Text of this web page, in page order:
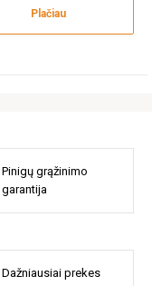
Plačiau
Pinigų grąžinimo
garantija
Dažniausiai prekes